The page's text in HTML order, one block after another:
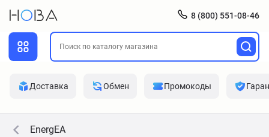
8 (800) 551-08-46
Доставка Обмен Промокоды
EnergEA